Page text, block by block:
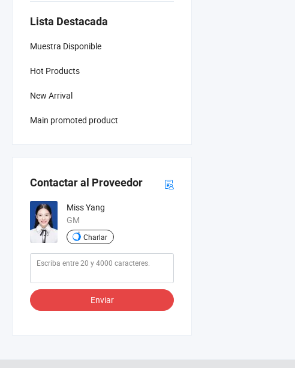
Lista Destacada
Muestra Disponible
Hot Products
New Arrival
Main promoted product
Contactar al Proveedor
Miss Yang
GM
Charlar
Enviar